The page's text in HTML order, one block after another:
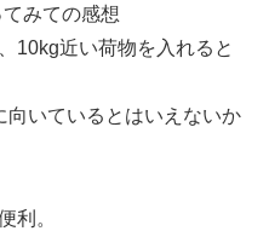
みての感想
10kg近い荷物を入れると
向いているとはいえないか
利。